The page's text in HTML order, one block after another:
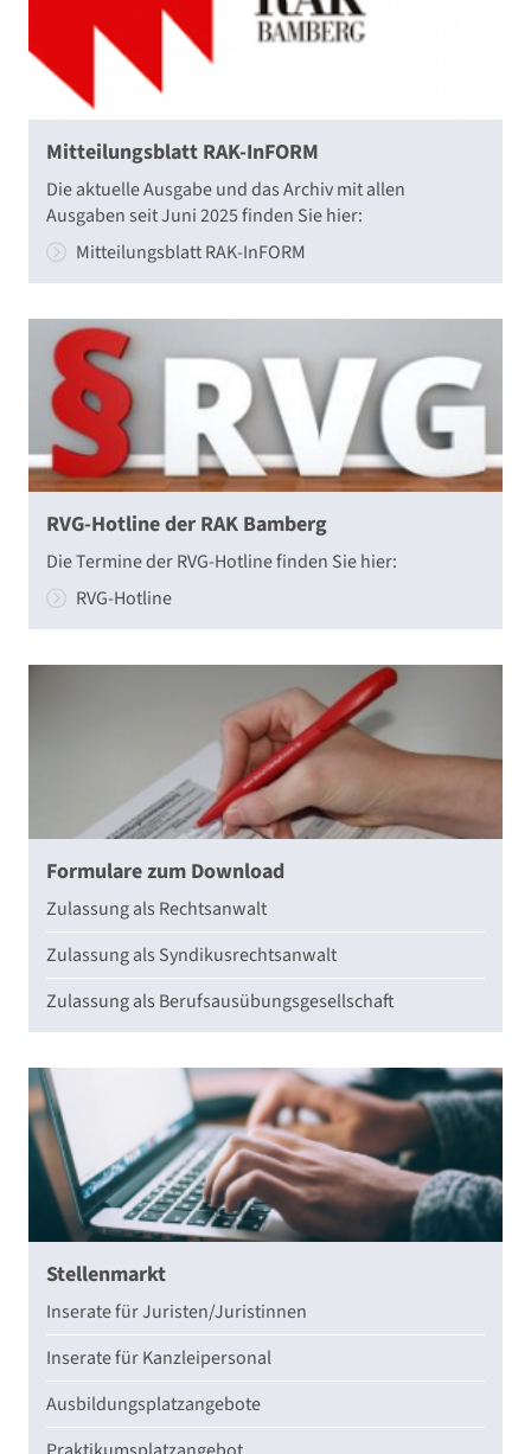
Mitteilungsblatt RAK-InFORM
Die aktuelle Ausgabe und das Archiv mit allen
Ausgaben seit Juni 2025 finden Sie hier:
Mitteilungsblatt RAK-InFORM
RVG-Hotline der RAK Bamberg
Die Termine der RVG-Hotline finden Sie hier:
RVG-Hotline
Formulare zum Download
Zulassung als Rechtsanwalt
Zulassung als Syndikusrechtsanwalt
Zulassung als Berufsausübungsgesellschaft
Stellenmarkt
Inserate für Juristen/Juristinnen
Inserate für Kanzleipersonal
Ausbildungsplatzangebote